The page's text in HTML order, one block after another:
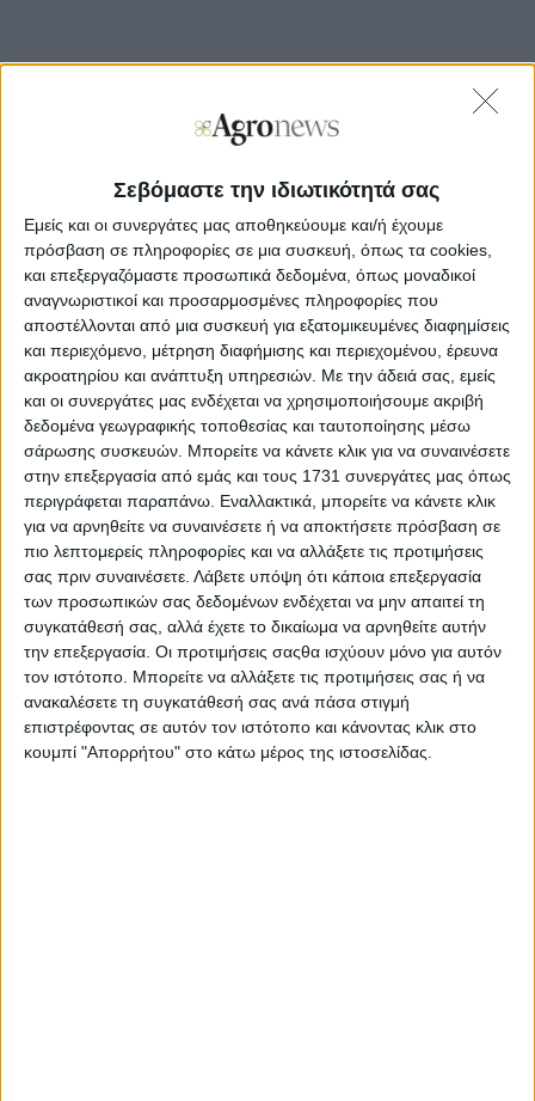
Σεβόμαστε την ιδιωτικότητά σας
Εμείς και οι συνεργάτες μας αποθηκεύουμε και/ή έχουμε
πρόσβαση σε πληροφορίες σε μια συσκευή, όπως τα cookies,
και επεξεργαζόμαστε προσωπικά δεδομένα, όπως μοναδικοί
αναγνωριστικοί και προσαρμοσμένες πληροφορίες που
αποστέλλονται από μια συσκευή για εξατομικευμένες διαφημίσεις
και περιεχόμενο, μέτρηση διαφήμισης και περιεχομένου, έρευνα
ακροατηρίου και ανάπτυξη υπηρεσιών. Με την άδειά σας, εμείς
και οι συνεργάτες μας ενδέχεται να χρησιμοποιήσουμε ακριβή
δεδομένα γεωγραφικής τοποθεσίας και ταυτοποίησης μέσω
σάρωσης συσκευών. Μπορείτε να κάνετε κλικ για να συναινέσετε
στην επεξεργασία από εμάς και τους 1731 συνεργάτες μας όπως
περιγράφεται παραπάνω. Εναλλακτικά, μπορείτε να κάνετε κλικ
για να αρνηθείτε να συναινέσετε ή να αποκτήσετε πρόσβαση σε
πιο λεπτομερείς πληροφορίες και να αλλάξετε τις προτιμήσεις
σας πριν συναινέσετε. Λάβετε υπόψη ότι κάποια επεξεργασία
των προσωπικών σας δεδομένων ενδέχεται να μην απαιτεί τη
συγκατάθεσή σας, αλλά έχετε το δικαίωμα να αρνηθείτε αυτήν
την επεξεργασία. Οι προτιμήσεις σαςθα ισχύουν μόνο για αυτόν
τον ιστότοπο. Μπορείτε να αλλάξετε τις προτιμήσεις σας ή να
ανακαλέσετε τη συγκατάθεσή σας ανά πάσα στιγμή
επιστρέφοντας σε αυτόν τον ιστότοπο και κάνοντας κλικ στο
κουμπί "Απορρήτου" στο κάτω μέρος της ιστοσελίδας.
Αυτή η διήμερη συνάντηση θα προωθήσει τη Στρατηγική
της Επιτροπής για την Ανανέωση των Γενεών στη Γεωργία
και θα υποστηρίξει τις συνεχιζόμενες εργασίες για την
ανάπτυξη καινοτόμων χρηματοοικονομικών και
συμβουλευτικών λύσεων για τον τομέα. Οι συζητήσεις θα
επικεντρωθούν στη βελτίωση της πρόσβασης στη
χρηματοδότηση για τους νέους αγρότες, με πρακτικές
γνώσεις σχετικά με την ΚΑΠ και τα χρηματοοικονομικά
της μέσα για τους νέους αγρότες, τα εθνικά προγράμματα
για επενδύσεις σε γη και τις δημόσιες εγγυήσεις, τα
προγράμματα ανάπτυξης νέων αγροτών, τα μοντέλα
συνεπένδυσης των τραπεζών με νέους αγρότες, καθώς και
τη μικτή χρηματοδότηση και συμβουλευτική υποστήριξη,
παράλληλα με τον διάλογο υψηλού επιπέδου και τις
πολύτιμες ευκαιρίες δικτύωσης.
Το συνέδριο θα παρουσιάσει τα αποτελέσματα ειδικής
στρογγυλής τραπέζης για την πρόσβαση στη
χρηματοδότηση μεταξύ τραπεζών της ΕΕ και νέων αγροτών
που πραγματοποιήθηκε τον Μάρτιο του 2026 και θα
παρουσιάσει τα συγκεκριμένα προϊόντα σχετικά με την
πρόσβαση στη χρηματοδότηση στο πλαίσιο της
στρατηγικής της ΕΕ για την ανανέωση των γενεών.